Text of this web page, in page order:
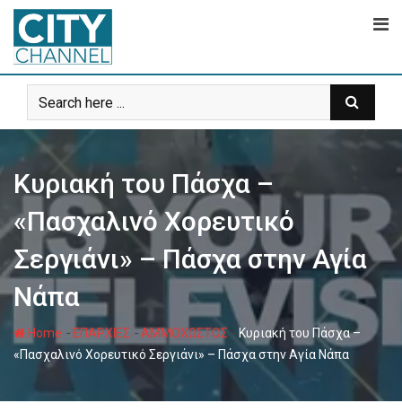
Skip
content
Κυριακή του Πάσχα –
«Πασχαλινό Χορευτικό
Σεργιάνι» – Πάσχα στην Αγία
Νάπα
Home - ΕΠΑΡΧΙΕΣ -ΑΜΜΟΧΩΣΤΟΣ - Κυριακή του Πάσχα –
«Πασχαλινό Χορευτικό Σεργιάνι» – Πάσχα στην Αγία Νάπα